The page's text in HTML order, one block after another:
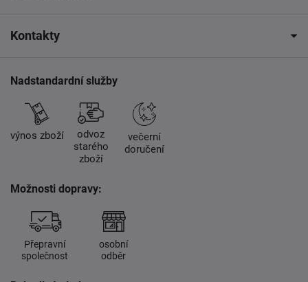
Kontakty
Nadstandardní služby
výnos zboží
odvoz
starého
zboží
večerní
doručení
Možnosti dopravy:
Přepravní
společnost
osobní
odběr